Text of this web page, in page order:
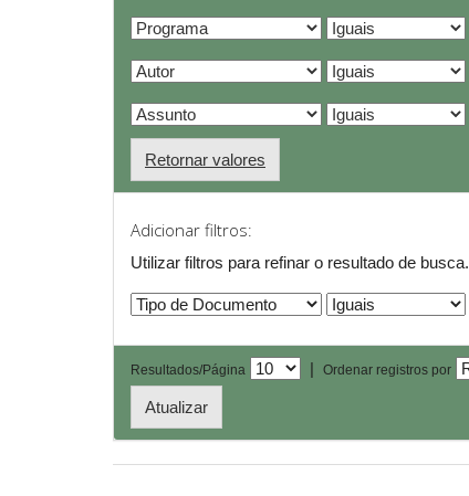
Retornar valores
Adicionar filtros:
Utilizar filtros para refinar o resultado de busca.
Resultados/Página | Ordenar registros por